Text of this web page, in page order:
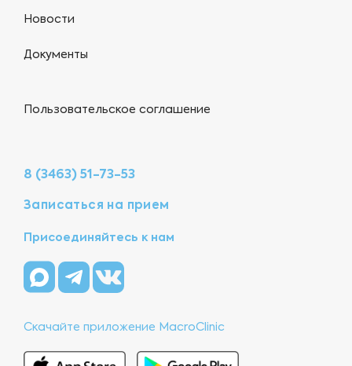
Новости
Документы
Пользовательское соглашение
8 (3463) 51-73-53
Записаться на прием
Присоединяйтесь к нам
Скачайте приложение MacroClinic